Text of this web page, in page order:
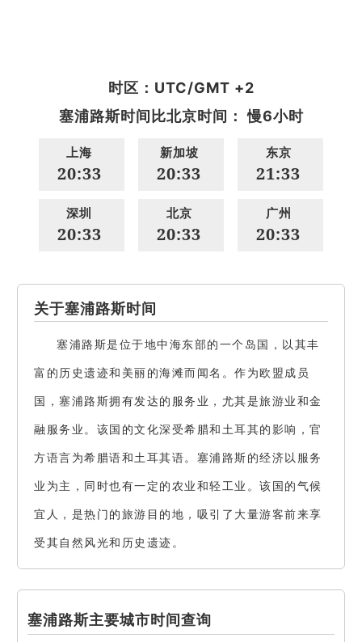
时区：UTC/GMT +2
塞浦路斯时间比北京时间： 慢6小时
上海
20:33
新加坡
20:33
东京
21:33
深圳
20:33
北京
20:33
广州
20:33
关于塞浦路斯时间
塞浦路斯是位于地中海东部的一个岛国，以其丰
富的历史遗迹和美丽的海滩而闻名。作为欧盟成员
国，塞浦路斯拥有发达的服务业，尤其是旅游业和金
融服务业。该国的文化深受希腊和土耳其的影响，官
方语言为希腊语和土耳其语。塞浦路斯的经济以服务
业为主，同时也有一定的农业和轻工业。该国的气候
宜人，是热门的旅游目的地，吸引了大量游客前来享
受其自然风光和历史遗迹。
塞浦路斯主要城市时间查询